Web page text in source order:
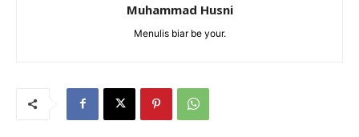
Muhammad Husni
Menulis biar be your.